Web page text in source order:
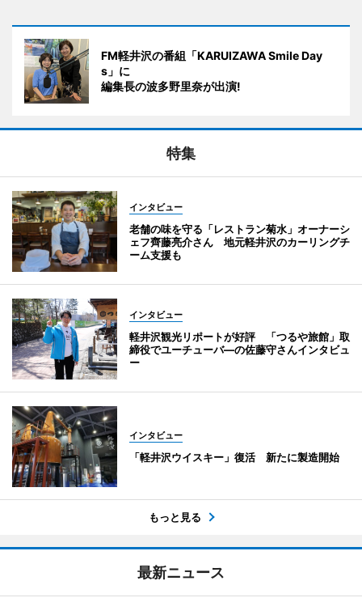
FM軽井沢の番組「KARUIZAWA Smile Day
s」に
編集長の波多野里奈が出演!
特集
インタビュー
老舗の味を守る「レストラン菊水」オーナーシ
ェフ齊藤亮介さん 地元軽井沢のカーリングチ
ーム支援も
インタビュー
軽井沢観光リポートが好評 「つるや旅館」取
締役でユーチューバ―の佐藤守さんインタビュ
ー
インタビュー
「軽井沢ウイスキー」復活 新たに製造開始
もっと見る
最新ニュース